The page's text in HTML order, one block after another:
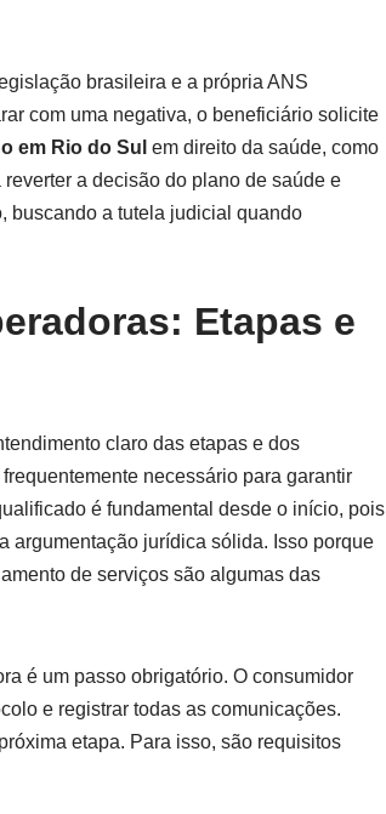
brasileira e a própria ANS
com uma negativa, o beneficiário solicite
em Rio do Sul em direito da saúde, como
a decisão do plano de saúde e
buscando a tutela judicial quando
Etapas e
claro das etapas e dos
necessário para garantir
é fundamental desde o início, pois
argumentação jurídica sólida. Isso porque
de serviços são algumas das
é um passo obrigatório. O consumidor
e registrar todas as comunicações.
etapa. Para isso, são requisitos